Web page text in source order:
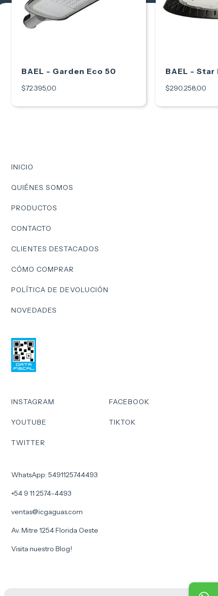
BAEL - Garden Eco 50
$72.395,00
BAEL - Star
$290.258,00
INICIO
QUIÉNES SOMOS
PRODUCTOS
CONTACTO
CLIENTES DESTACADOS
CÓMO COMPRAR
POLÍTICA DE DEVOLUCIÓN
NOVEDADES
INSTAGRAM FACEBOOK
YOUTUBE TIKTOK
TWITTER
WhatsApp: 5491125744493
+54 9 11 2574-4493
ventas@icgaguas.com
Av. Mitre 1254 Florida Oeste
Visita nuestro Blog!